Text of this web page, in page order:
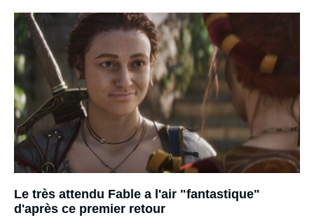
Le très attendu Fable a l'air "fantastique"
d'après ce premier retour